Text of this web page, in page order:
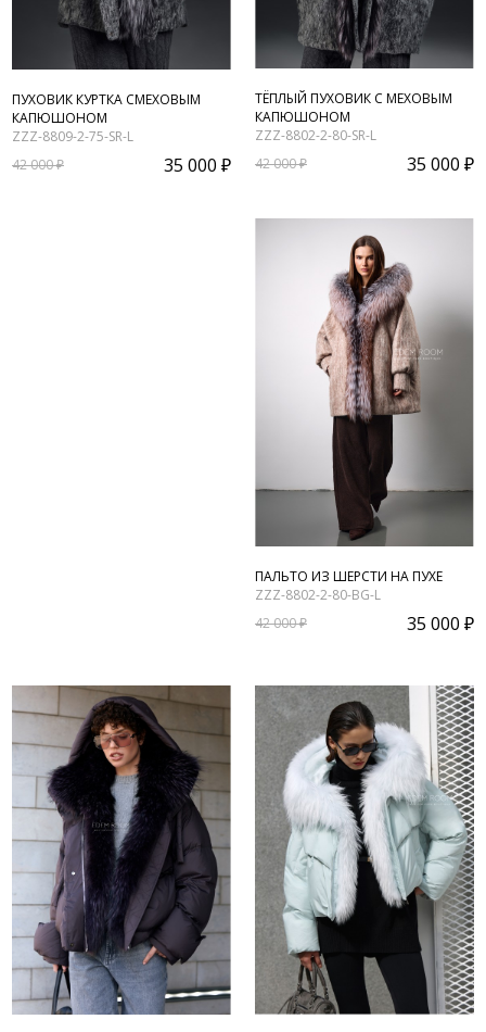
ПУХОВИК КУРТКА СМЕХОВЫМ
КАПЮШОНОМ
ZZZ-8809-2-75-SR-L
42 000 ₽
35 000 ₽
ТЁПЛЫЙ ПУХОВИК С МЕХОВЫМ
КАПЮШОНОМ
ZZZ-8802-2-80-SR-L
42 000 ₽
35 000 ₽
ПАЛЬТО ИЗ ШЕРСТИ НА ПУХЕ
ZZZ-8802-2-80-BG-L
42 000 ₽
35 000 ₽